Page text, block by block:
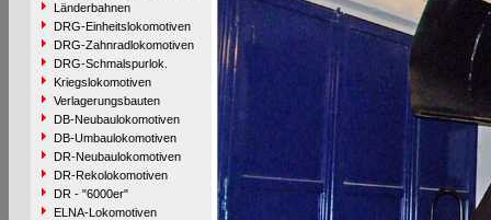
Länderbahnen
DRG-Einheitslokomotiven
DRG-Zahnradlokomotiven
DRG-Schmalspurlok.
Kriegslokomotiven
Verlagerungsbauten
DB-Neubaulokomotiven
DB-Umbaulokomotiven
DR-Neubaulokomotiven
DR-Rekolokomotiven
DR - "6000er"
ELNA-Lokomotiven